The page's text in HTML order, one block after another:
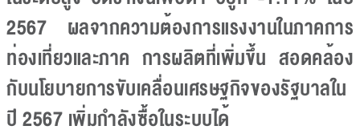
2567 ผลจากความต้องการแรงงานในภาคการ
ท่องเที่ยวและภาค การผลิตที่เพิ่มขึ้น สอดคล้อง
กับนโยบายการขับเคลื่อนเศรษฐกิจของรัฐบาลใน
ปี 2567 เพิ่มกำลังซื้อในระบบได้